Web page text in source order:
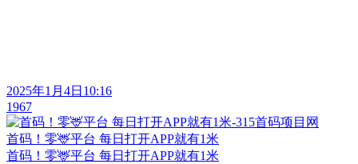
2025年1月4日10:16
1967
首码！零🦌平台 每日打开APP就有1米
首码！零🦌平台 每日打开APP就有1米